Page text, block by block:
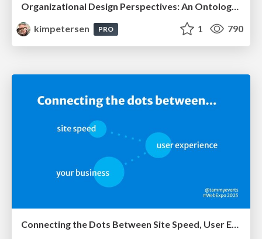
Organizational Design Perspectives: An Ontology of Organizational Design Elements
kimpetersen
PRO 1 790
Connecting the Dots Between Site Speed, User Experience & Your Business [WebExpo 2025]